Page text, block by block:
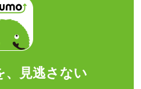
、見逃さない